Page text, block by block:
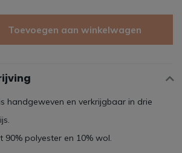
Toevoegen aan winkelwagen
handgeweven en verkrijgbaar in drie
90% polyester en 10% wol.